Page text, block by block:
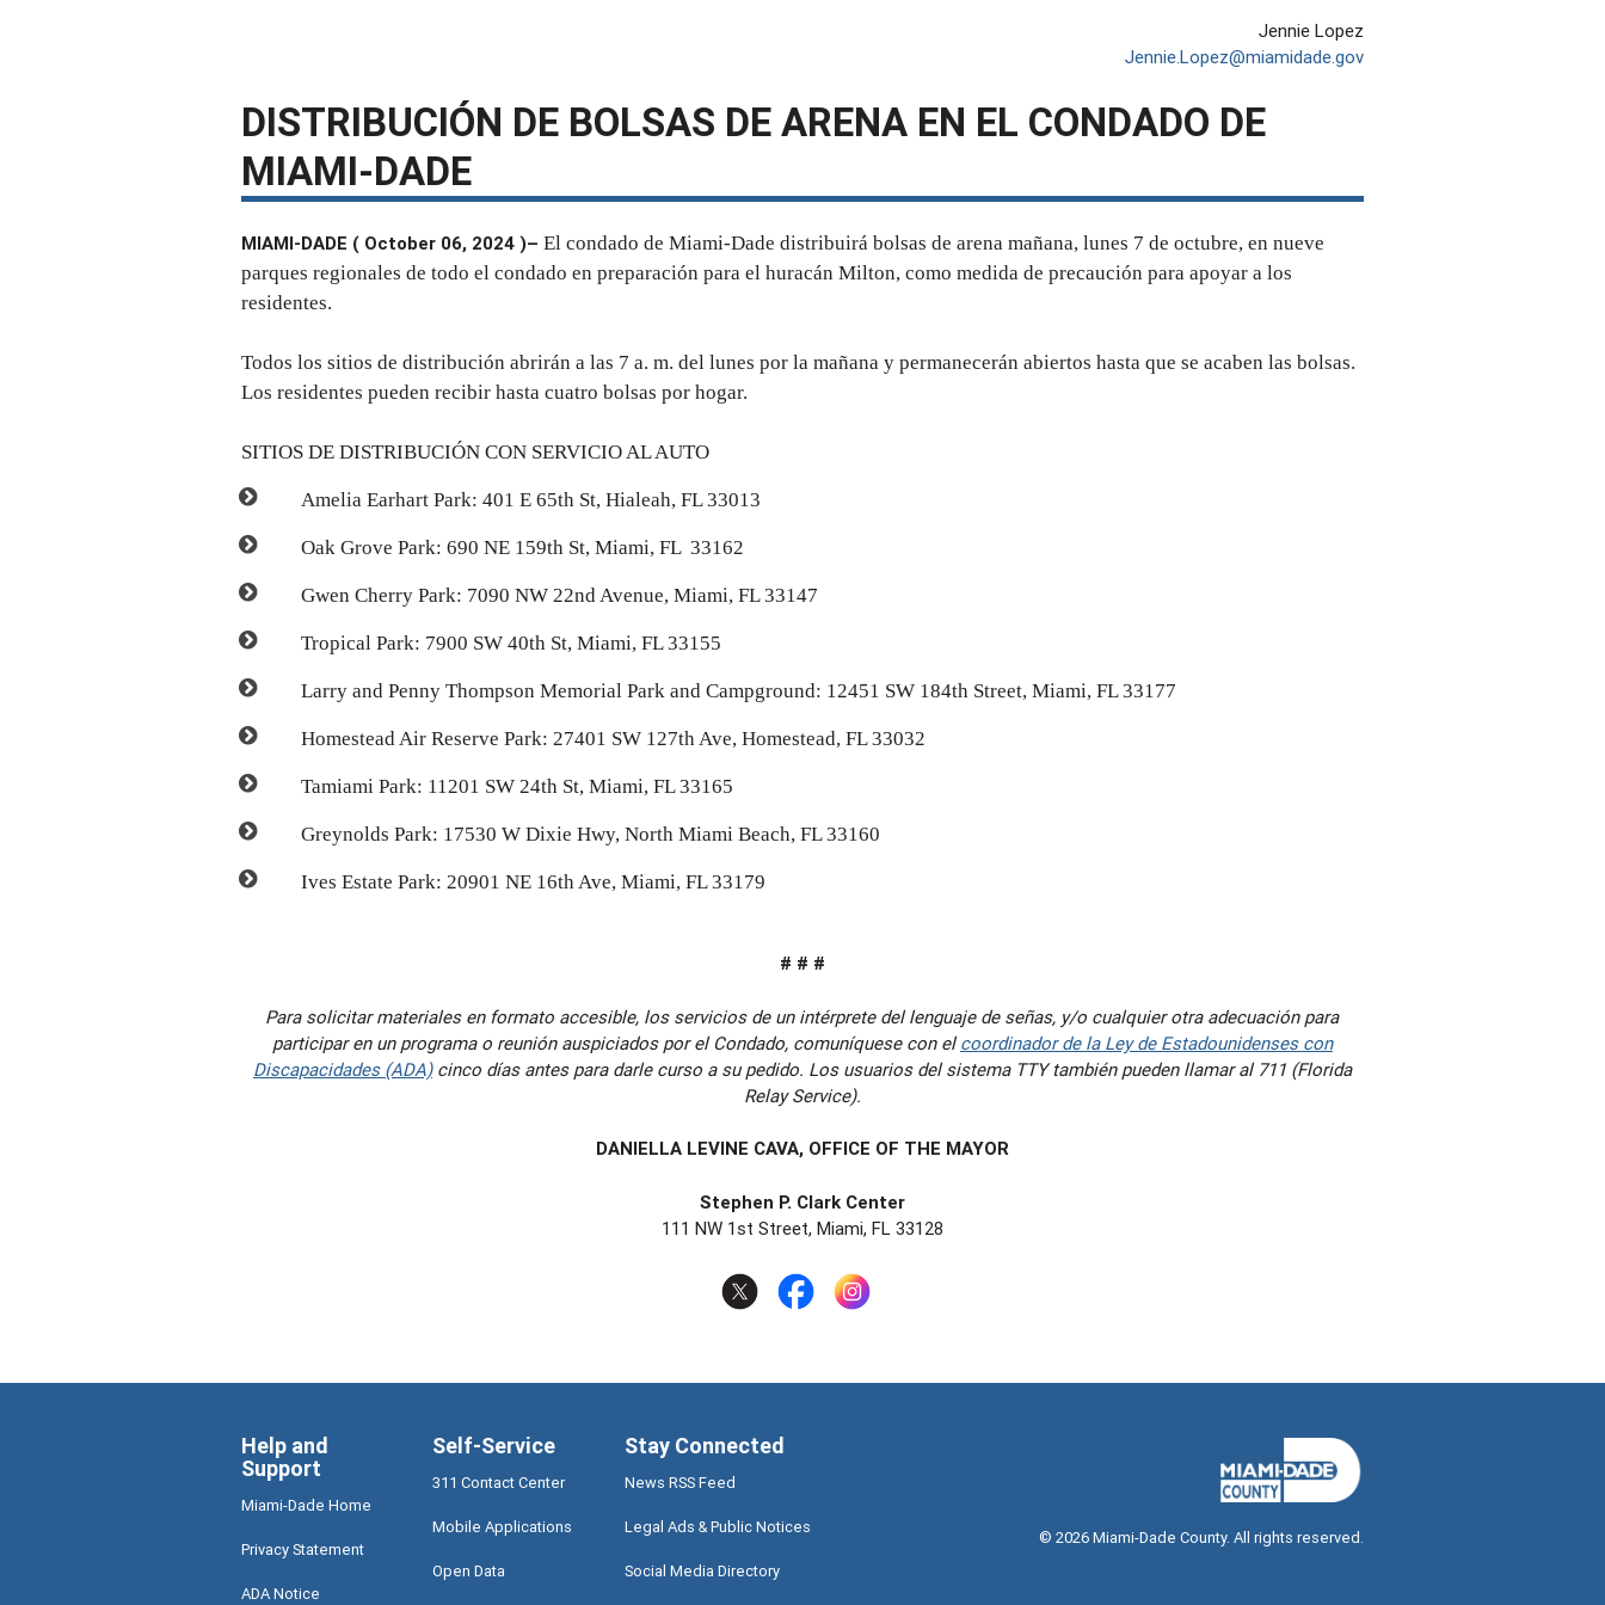
Jennie Lopez
Jennie.Lopez@miamidade.gov
DISTRIBUCIÓN DE BOLSAS DE ARENA EN EL CONDADO DE
MIAMI-DADE
MIAMI-DADE ( October 06, 2024 )– El condado de Miami-Dade distribuirá bolsas de arena mañana, lunes 7 de octubre, en nueve
parques regionales de todo el condado en preparación para el huracán Milton, como medida de precaución para apoyar a los
residentes.
Todos los sitios de distribución abrirán a las 7 a. m. del lunes por la mañana y permanecerán abiertos hasta que se acaben las bolsas.
Los residentes pueden recibir hasta cuatro bolsas por hogar.
SITIOS DE DISTRIBUCIÓN CON SERVICIO AL AUTO
Amelia Earhart Park: 401 E 65th St, Hialeah, FL 33013
Oak Grove Park: 690 NE 159th St, Miami, FL 33162
Gwen Cherry Park: 7090 NW 22nd Avenue, Miami, FL 33147
Tropical Park: 7900 SW 40th St, Miami, FL 33155
Larry and Penny Thompson Memorial Park and Campground: 12451 SW 184th Street, Miami, FL 33177
Homestead Air Reserve Park: 27401 SW 127th Ave, Homestead, FL 33032
Tamiami Park: 11201 SW 24th St, Miami, FL 33165
Greynolds Park: 17530 W Dixie Hwy, North Miami Beach, FL 33160
Ives Estate Park: 20901 NE 16th Ave, Miami, FL 33179
# # #
Para solicitar materiales en formato accesible, los servicios de un intérprete del lenguaje de señas, y/o cualquier otra adecuación para
participar en un programa o reunión auspiciados por el Condado, comuníquese con elcoordinador de la Ley de Estadounidenses con
Discapacidades (ADA)cinco días antes para darle curso a su pedido. Los usuarios del sistema TTY también pueden llamar al 711 (Florida
Relay Service).
DANIELLA LEVINE CAVA, OFFICE OF THE MAYOR
Stephen P. Clark Center
111 NW 1st Street, Miami, FL 33128
Help and
Support
Miami-Dade Home
Privacy Statement
ADA Notice
Self-Service
311 Contact Center
Mobile Applications
Open Data
Stay Connected
News RSS Feed
Legal Ads & Public Notices
Social Media Directory
©2026Miami-Dade County. All rights reserved.